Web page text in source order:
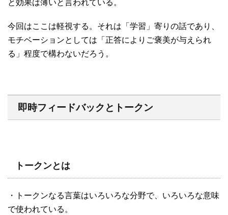
と効果は薄いと言われている。
今回はここは軽視する。それは「学習」寄りの話であり、
モチベーションとしては「正答によりご褒美が与えられ
る」程度で構わないだろう。
即時フィードバックとトークン
トークンとは
・トークンなる言葉はいろいろな分野で、いろいろな意味
で使われている。